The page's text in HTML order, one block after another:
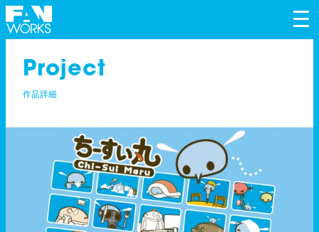
Project
作品詳細